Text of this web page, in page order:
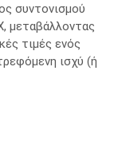
συντονισμού
μεταβάλλοντας
τιμές ενός
ισχύ (ή